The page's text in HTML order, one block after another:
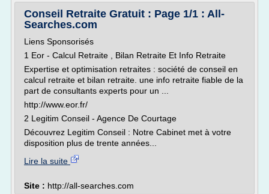
Conseil Retraite Gratuit : Page 1/1 : All-
Searches.com
Liens Sponsorisés
1 Eor - Calcul Retraite , Bilan Retraite Et Info Retraite
Expertise et optimisation retraites : société de conseil en
calcul retraite et bilan retraite. une info retraite fiable de la
part de consultants experts pour un ...
http://www.eor.fr/
2 Legitim Conseil - Agence De Courtage
Découvrez Legitim Conseil : Notre Cabinet met à votre
disposition plus de trente années...
Lire la suite
Site : http://all-searches.com